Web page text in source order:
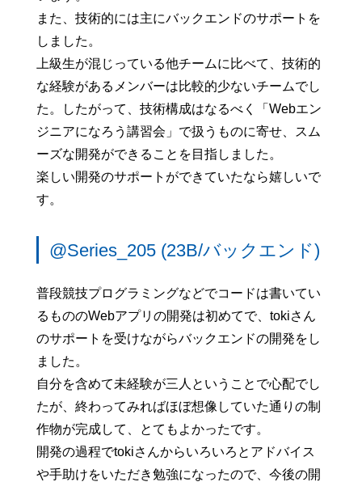
また、技術的には主にバックエンドのサポートを
しました。
上級生が混じっている他チームに比べて、技術的
な経験があるメンバーは比較的少ないチームでし
た。したがって、技術構成はなるべく「Webエン
ジニアになろう講習会」で扱うものに寄せ、スム
ーズな開発ができることを目指しました。
楽しい開発のサポートができていたなら嬉しいで
す。
@Series_205 (23B/バックエンド)
普段競技プログラミングなどでコードは書いてい
るもののWebアプリの開発は初めてで、tokiさん
のサポートを受けながらバックエンドの開発をし
ました。
自分を含めて未経験が三人ということで心配でし
たが、終わってみればほぼ想像していた通りの制
作物が完成して、とてもよかったです。
開発の過程でtokiさんからいろいろとアドバイス
や手助けをいただき勉強になったので、今後の開